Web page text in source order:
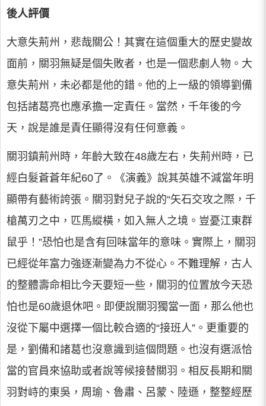
後人評價
大意失荊州，悲哉關公！其實在這個重大的歷史變故
面前，關羽無疑是個失敗者，也是一個悲劇人物。大
意失荊州，未必都是他的錯。他的上一級的領導劉備
包括諸葛亮也應承擔一定責任。當然，千年後的今
天，說是誰是責任顯得沒有任何意義。
關羽鎮荊州時，年齡大致在48歲左右，失荊州時，已
經白髮蒼蒼年紀60了。《演義》說其英雄不減當年明
顯帶有藝術誇張。關羽對兒子說的“矢石交攻之際，千
槍萬刃之中，匹馬縱橫，如入無人之境。豈憂江東群
鼠乎！”恐怕也是含有回味當年的意味。實際上，關羽
已經從年富力強逐漸變為力不從心。不難理解，古人
的整體壽命相比今天要短一些，關羽的位置放今天恐
怕也是60歲退休吧。即便說關羽獨當一面，那么他也
沒從下屬中選擇一個比較合適的“接班人”。更重要的
是，劉備和諸葛也沒意識到這個問題。也沒有選派恰
當的官員來協助或者說等候接替關羽。相反長期和關
羽對峙的東吳，周瑜、魯肅、呂蒙、陸遜，整整經歷